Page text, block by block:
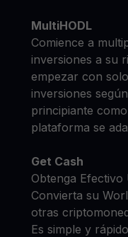
MultiHODL
Comience a
inversiones a su
empezar con
inversiones
principiante
plataforma se
Get Cash
Obtenga Efectivo
Convierta su
otras
Es simple y